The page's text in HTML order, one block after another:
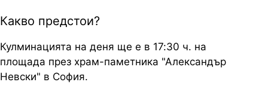
Какво предстои?
Кулминацията на деня ще е в 17:30 ч. на
площада през храм-паметника "Александър
Невски" в София.